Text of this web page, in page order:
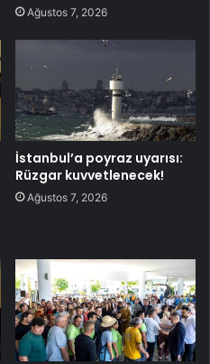
Ağustos 7, 2026
İstanbul’a poyraz uyarısı:
Rüzgar kuvvetlenecek!
Ağustos 7, 2026